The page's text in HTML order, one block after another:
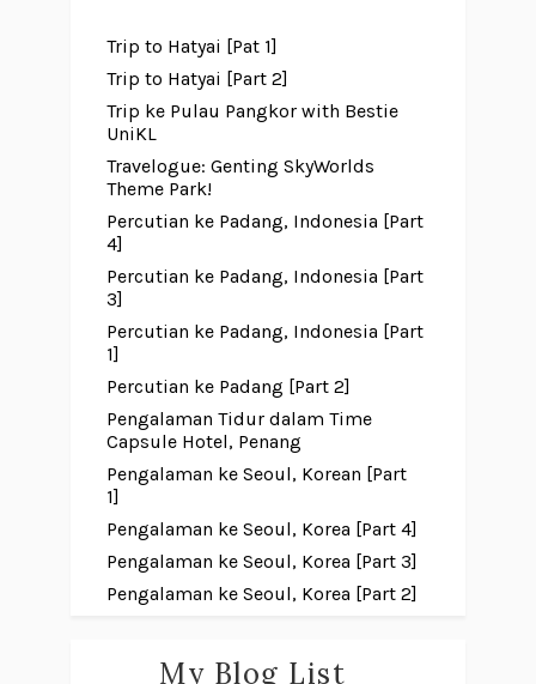
Trip to Hatyai [Pat 1]
Trip to Hatyai [Part 2]
Trip ke Pulau Pangkor with Bestie
UniKL
Travelogue: Genting SkyWorlds
Theme Park!
Percutian ke Padang, Indonesia [Part
4]
Percutian ke Padang, Indonesia [Part
3]
Percutian ke Padang, Indonesia [Part
1]
Percutian ke Padang [Part 2]
Pengalaman Tidur dalam Time
Capsule Hotel, Penang
Pengalaman ke Seoul, Korean [Part
1]
Pengalaman ke Seoul, Korea [Part 4]
Pengalaman ke Seoul, Korea [Part 3]
Pengalaman ke Seoul, Korea [Part 2]
My Blog List